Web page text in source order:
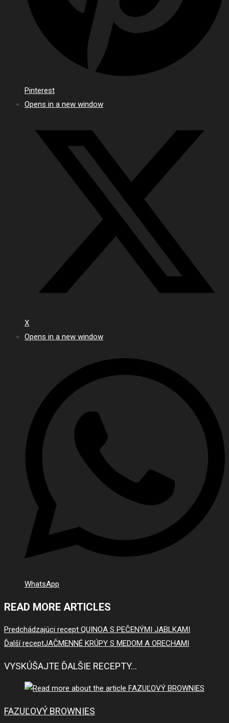
Pinterest
Opens in a new window
X
Opens in a new window
WhatsApp
READ MORE ARTICLES
Predchádzajúci recept QUINOA S PEČENÝMI JABLKAMI
Ďalší receptJAČMENNÉ KRÚPY S MEDOM A ORECHAMI
VYSKÚŠAJTE ĎALŠIE RECEPTY...
FAZUĽOVÝ BROWNIES